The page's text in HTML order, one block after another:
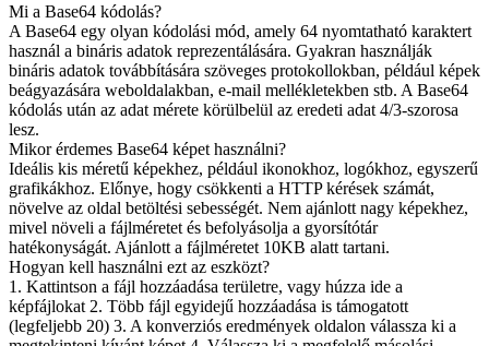
Mi a Base64 kódolás?
A Base64 egy olyan kódolási mód, amely 64 nyomtatható karaktert
használ a bináris adatok reprezentálására. Gyakran használják
bináris adatok továbbítására szöveges protokollokban, például képek
beágyazására weboldalakban, e-mail mellékletekben stb. A Base64
kódolás után az adat mérete körülbelül az eredeti adat 4/3-szorosa
lesz.
Mikor érdemes Base64 képet használni?
Ideális kis méretű képekhez, például ikonokhoz, logókhoz, egyszerű
grafikákhoz. Előnye, hogy csökkenti a HTTP kérések számát,
növelve az oldal betöltési sebességét. Nem ajánlott nagy képekhez,
mivel növeli a fájlméretet és befolyásolja a gyorsítótár
hatékonyságát. Ajánlott a fájlméretet 10KB alatt tartani.
Hogyan kell használni ezt az eszközt?
1. Kattintson a fájl hozzáadása területre, vagy húzza ide a
képfájlokat 2. Több fájl egyidejű hozzáadása is támogatott
(legfeljebb 20) 3. A konverziós eredmények oldalon válassza ki a